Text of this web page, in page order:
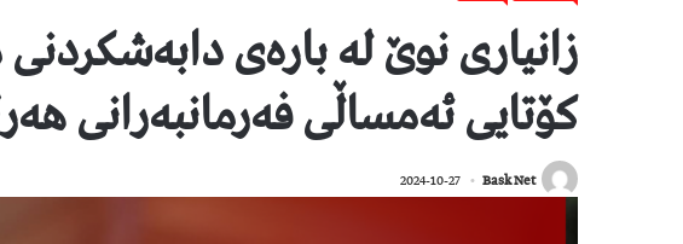
زانیاری نوێ لە بارەی
کۆتایی ئەمساڵی فەرمانبەرانی
Bask Net
2024-10-27